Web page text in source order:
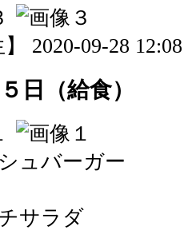
】 2020-09-28
日（給食）
ュバーガー
サラダ